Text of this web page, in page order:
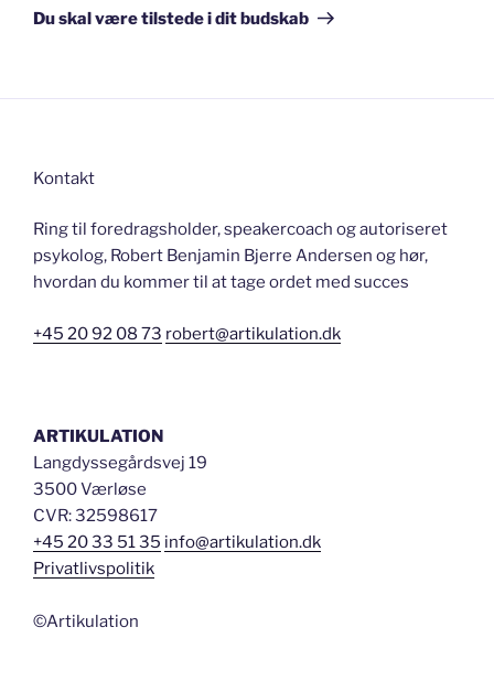
indlæg
Du skal være tilstede i dit budskab
Kontakt
Ring til foredragsholder, speakercoach og autoriseret
psykolog, Robert Benjamin Bjerre Andersen og hør,
hvordan du kommer til at tage ordet med succes
+45 20 92 08 73 robert@artikulation.dk
ARTIKULATION
Langdyssegårdsvej 19
3500 Værløse
CVR: 32598617
+45 20 33 51 35 info@artikulation.dk
Privatlivspolitik
©Artikulation